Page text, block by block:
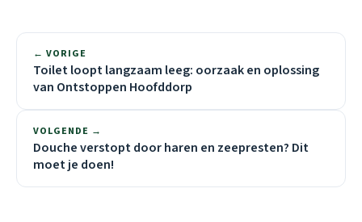
← VORIGE
Toilet loopt langzaam leeg: oorzaak en oplossing
van Ontstoppen Hoofddorp
VOLGENDE →
Douche verstopt door haren en zeepresten? Dit
moet je doen!